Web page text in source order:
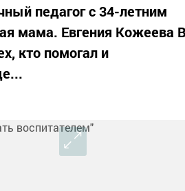
педагог с 34-летним
мама. Евгения Кожеева В
кто помогал и